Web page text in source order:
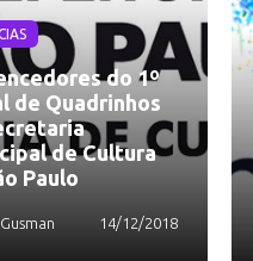
do 1º
de Quadrinhos
de Cultura
Paulo
14/12/2018